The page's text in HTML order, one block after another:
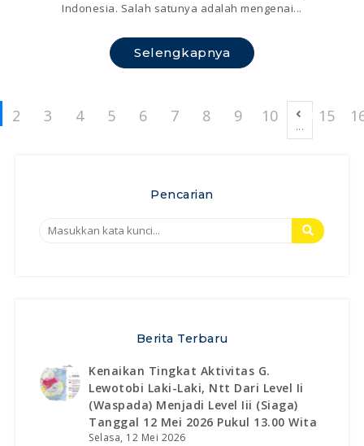
Indonesia. Salah satunya adalah mengenai...
Selengkapnya
2 3 4 5 6 7 8 9 10
...
15
Pencarian
Berita Terbaru
Kenaikan Tingkat Aktivitas G.
Lewotobi Laki-Laki, Ntt Dari Level Ii
(waspada) Menjadi Level Iii (siaga)
Tanggal 12 Mei 2026 Pukul 13.00 Wita
Selasa, 12 Mei 2026